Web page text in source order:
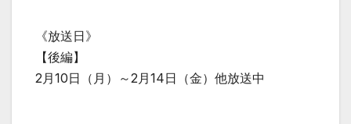
《放送日》
【後編】
2月10日（月）～2月14日（金）他放送中